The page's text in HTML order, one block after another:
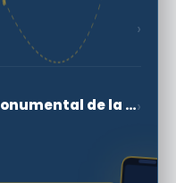
›
Avellino | Complejo Monumental de la Prisión de Bourbon›